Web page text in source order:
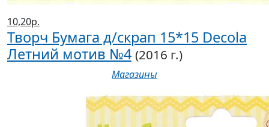
10,20р.
Творч Бумага д/скрап 15*15 Decola
Летний мотив №4 (2016 г.)
Магазины